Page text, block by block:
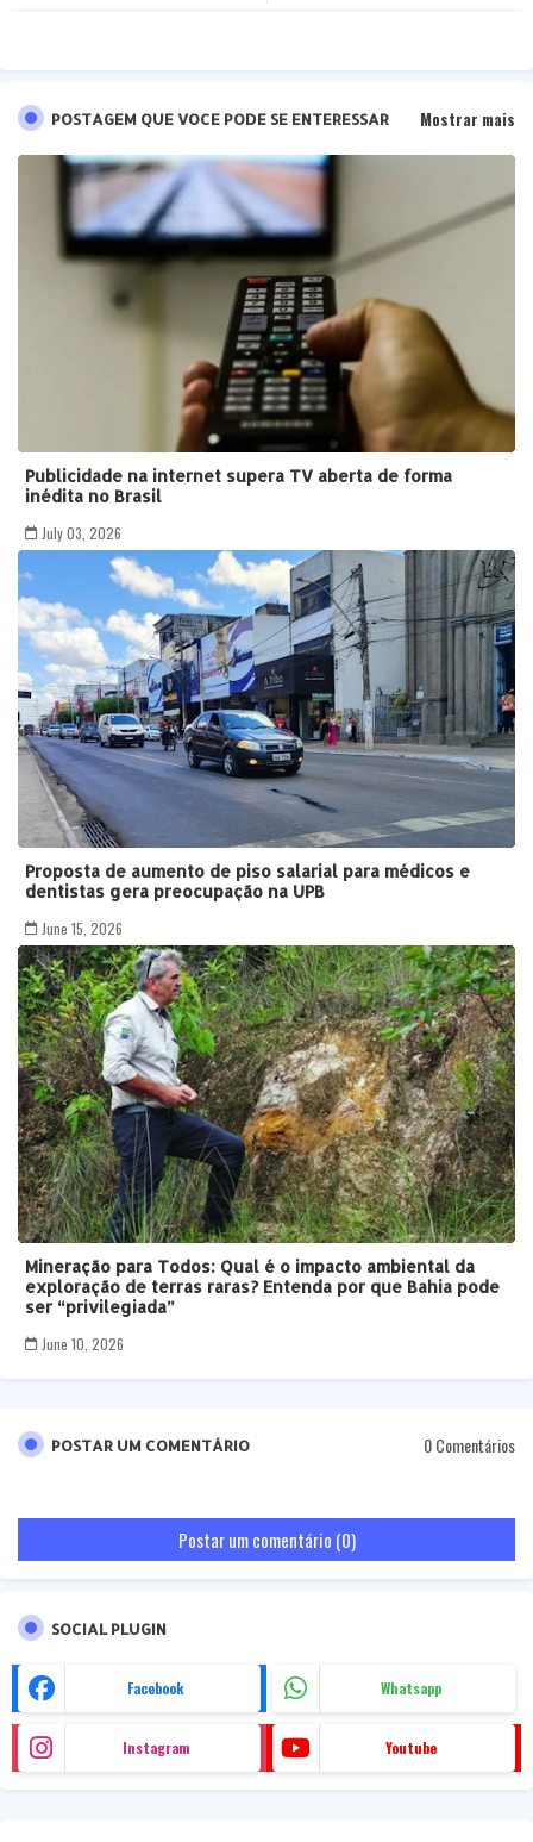
POSTAGEM QUE VOCE PODE SE ENTERESSAR Mostrar mais
Publicidade na internet supera TV aberta de forma
inédita no Brasil
July 03, 2026
Proposta de aumento de piso salarial para médicos e
dentistas gera preocupação na UPB
June 15, 2026
Mineração para Todos: Qual é o impacto ambiental da
exploração de terras raras? Entenda por que Bahia pode
ser “privilegiada”
June 10, 2026
POSTAR UM COMENTÁRIO 0 Comentários
Postar um comentário (0)
SOCIAL PLUGIN
Facebook Whatsapp
Instagram Youtube